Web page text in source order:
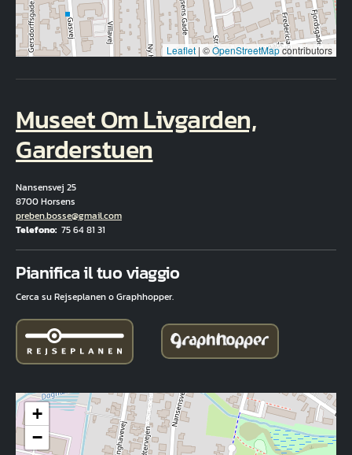
Leaflet | ©OpenStreetMapcontributors
Museet Om Livgarden,
Garderstuen
Nansensvej 25
8700 Horsens
E-mail
preben.bosse@gmail.com
Telefono 75 64 81 31
Pianifica il tuo viaggio
Cerca su Rejseplanen o Graphhopper.
+
−